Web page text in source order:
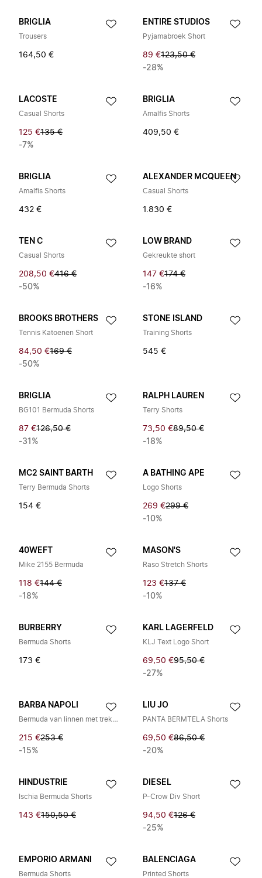
BRIGLIA
Trousers
164,50 €
ENTIRE STUDIOS
Pyjamabroek Short
89 €123,50 €
-28%
LACOSTE
Casual Shorts
125 €135 €
-7%
BRIGLIA
Amalfis Shorts
409,50 €
BRIGLIA
Amalfis Shorts
432 €
ALEXANDER MCQUEEN
Casual Shorts
1.830 €
TEN C
Casual Shorts
208,50 €416 €
-50%
LOW BRAND
Gekreukte short
147 €174 €
-16%
BROOKS BROTHERS
Tennis Katoenen Short
84,50 €169 €
-50%
STONE ISLAND
Training Shorts
545 €
BRIGLIA
BG101 Bermuda Shorts
87 €126,50 €
-31%
RALPH LAUREN
Terry Shorts
73,50 €89,50 €
-18%
MC2 SAINT BARTH
Terry Bermuda Shorts
154 €
A BATHING APE
Logo Shorts
269 €299 €
-10%
40WEFT
Mike 2155 Bermuda
118 €144 €
-18%
MASON'S
Raso Stretch Shorts
123 €137 €
-10%
BURBERRY
Bermuda Shorts
173 €
KARL LAGERFELD
KLJ Text Logo Short
69,50 €95,50 €
-27%
BARBA NAPOLI
Bermuda van linnen met trekkoord
215 €253 €
-15%
LIU JO
PANTA BERMTELA Shorts
69,50 €86,50 €
-20%
HINDUSTRIE
Ischia Bermuda Shorts
143 €150,50 €
DIESEL
P-Crow Div Short
94,50 €126 €
-25%
EMPORIO ARMANI
Bermuda Shorts
BALENCIAGA
Printed Shorts